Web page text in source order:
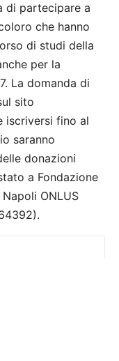
di partecipare a
che hanno
di studi della
per la
La domanda di
sito
iscriversi fino al
saranno
donazioni
a Fondazione
ONLUS